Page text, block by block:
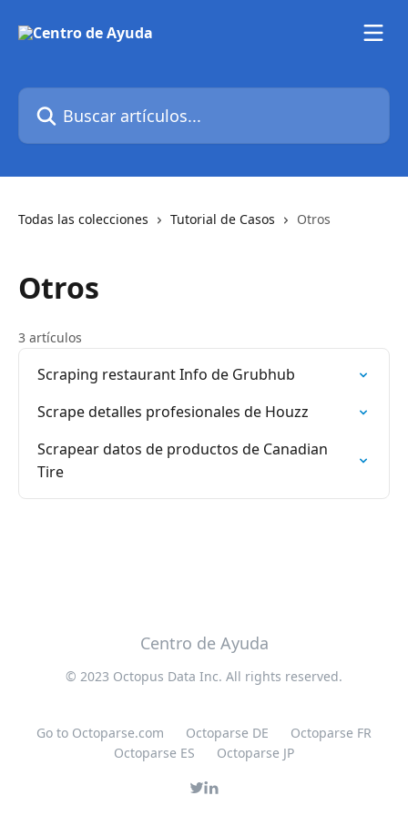
Buscar artículos...
Todas las colecciones Tutorial de Casos Otros
Otros
3 artículos
Scraping restaurant Info de Grubhub
Scrape detalles profesionales de Houzz
Scrapear datos de productos de Canadian
Tire
Centro de Ayuda
© 2023 Octopus Data Inc. All rights reserved.
Go to Octoparse.com Octoparse DE
Octoparse FR
Octoparse ES
Octoparse JP